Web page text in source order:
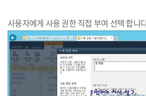
사용자에게 사용 권한 직접 부여 선택 합니